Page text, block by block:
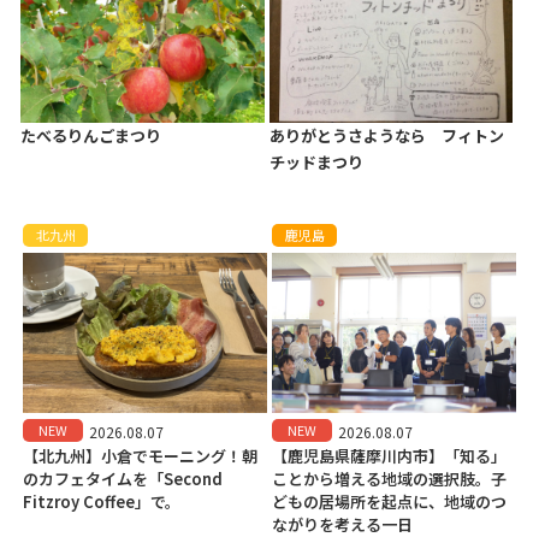
たべるりんごまつり
ありがとうさようなら フィトン
チッドまつり
北九州
NEW 2026.08.07
【北九州】小倉でモーニング！朝
のカフェタイムを「Second
Fitzroy Coffee」で。
鹿児島
NEW 2026.08.07
【鹿児島県薩摩川内市】「知る」
ことから増える地域の選択肢。子
どもの居場所を起点に、地域のつ
ながりを考える一日